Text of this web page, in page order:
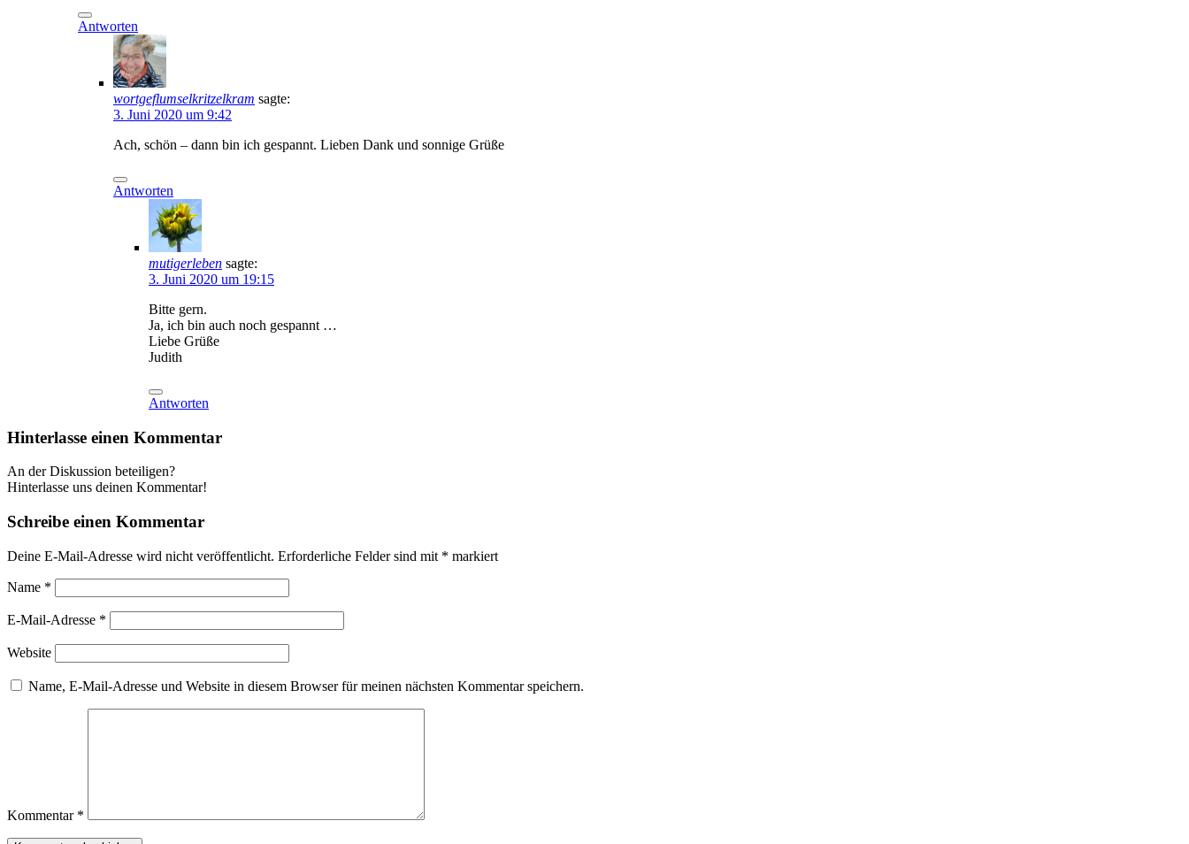
Antworten
wortgeflumselkritzelkram sagte:
3. Juni 2020 um 9:42
Ach, schön – dann bin ich gespannt. Lieben Dank und sonnige Grüße
Antworten
mutigerleben sagte:
3. Juni 2020 um 19:15
Bitte gern.
Ja, ich bin auch noch gespannt …
Liebe Grüße
Judith
Antworten
Hinterlasse einen Kommentar
An der Diskussion beteiligen?
Hinterlasse uns deinen Kommentar!
Schreibe einen Kommentar
Deine E-Mail-Adresse wird nicht veröffentlicht. Erforderliche Felder sind mit * markiert
Name *
E-Mail-Adresse *
Website
Name, E-Mail-Adresse und Website in diesem Browser für meinen nächsten Kommentar speichern.
Kommentar *